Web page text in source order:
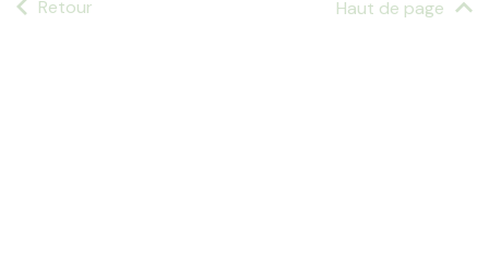
Retour Haut de page